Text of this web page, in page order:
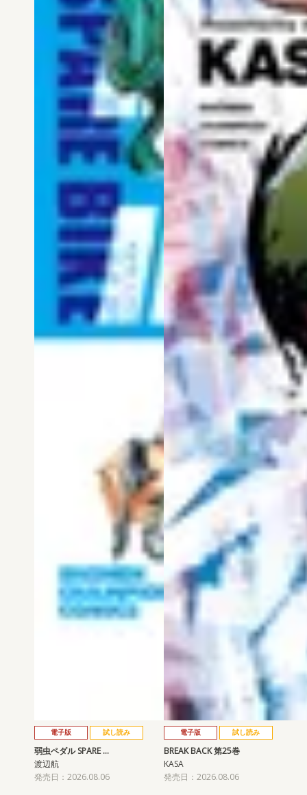
電子版 試し読み
弱虫ペダル SPARE …
渡辺航
発売日：2026.08.06
電子版 試し読み
BREAK BACK 第25巻
KASA
発売日：2026.08.06